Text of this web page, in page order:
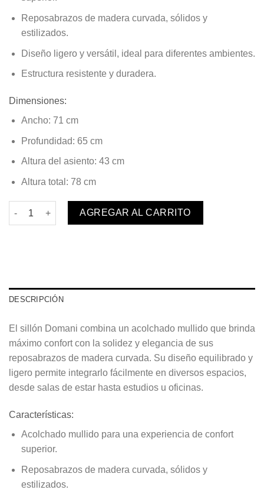
Reposabrazos de madera curvada, sólidos y
estilizados.
Diseño ligero y versátil , ideal para diferentes ambientes.
Estructura resistente y duradera.
Dimensiones:
Ancho: 71 cm
Profundidad: 65 cm
Altura del asiento: 43 cm
Altura total: 78 cm
Sillón Budi cantidad
AGREGAR AL CARRITO
DESCRIPCIÓN
El sillón Domani combina un acolchado mullido que brinda
máximo confortcon la solidez y elegancia de sus
reposabrazos de madera curvada. Su diseño equilibrado y
ligero permite integrarlo fácilmente en diversos espacios,
desde salas de estar hasta estudios u oficinas.
Características:
Acolchado mullidopara una experiencia de confort
superior.
Reposabrazos de madera curvada, sólidos y
estilizados.